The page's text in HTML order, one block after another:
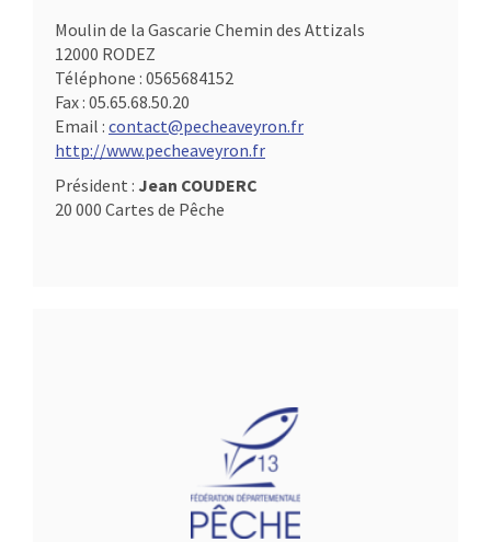
Moulin de la Gascarie Chemin des Attizals
12000 RODEZ
Téléphone : 0565684152
Fax : 05.65.68.50.20
Email : contact@pecheaveyron.fr
http://www.pecheaveyron.fr
Président : Jean COUDERC
20 000 Cartes de Pêche